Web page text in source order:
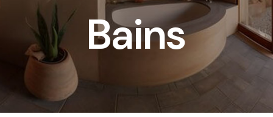
Bains